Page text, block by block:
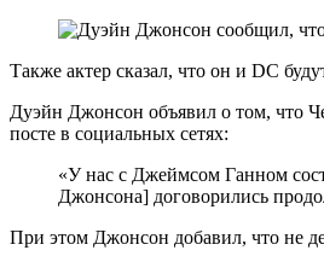
Также актер сказал, что он и DC
Дуэйн Джонсон объявил о том, что
посте в социальных сетях:
«У нас с Джеймсом Ганном
Джонсона] договорились
При этом Джонсон добавил, что не